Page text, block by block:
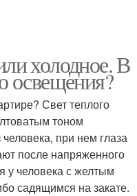
холодное. В
освещения?
Свет теплого
тоном
при нем глаза
после напряженного
у человека с желтым
садящимся на закате.